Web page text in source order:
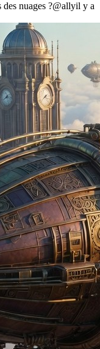
nuages ?@allyil y a